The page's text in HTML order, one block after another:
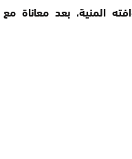
المنية، بعد معاناة مع